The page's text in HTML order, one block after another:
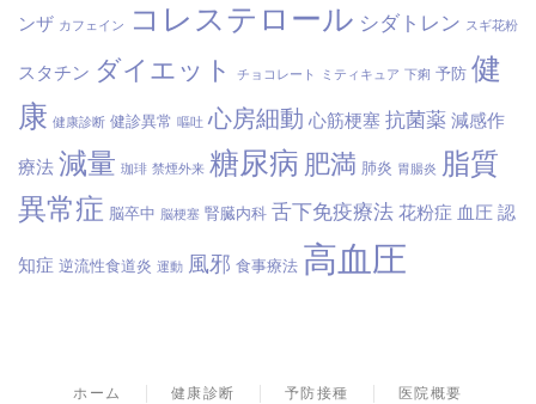
ンザ カフェイン コレステロール シダトレン スギ花粉
スタチン ダイエット チョコレート ミティキュア 下痢 予防 健
康 健康診断 健診異常 嘔吐 心房細動 心筋梗塞 抗菌薬 減感作
療法 減量 珈琲 禁煙外来 糖尿病 肥満 肺炎 胃腸炎 脂質
異常症 脳卒中 脳梗塞 腎臓内科 舌下免疫療法 花粉症 血圧 認
知症 逆流性食道炎 運動 風邪 食事療法 高血圧
ホーム 健康診断 予防接種 医院概要